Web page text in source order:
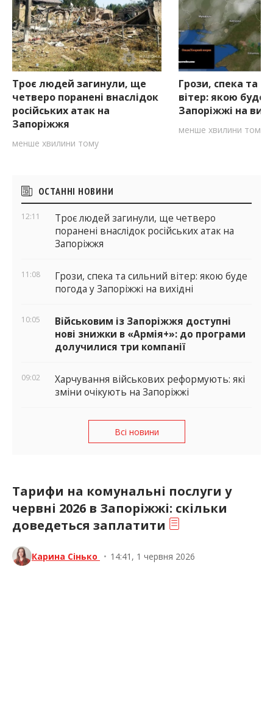
Троє людей загинули, ще
четверо поранені внаслідок
російських атак на
Запоріжжя
менше хвилини тому
Грози, спека та
вітер: якою буде
Запоріжжі на
менше хвилини тому
Бічні
віджети
ОСТАННІ НОВИНИ
12:11
Троє людей загинули, ще четверо
поранені внаслідок російських атак на
Запоріжжя
11:08
Грози, спека та сильний вітер: якою буде
погода у Запоріжжі на вихідні
10:05
Військовим із Запоріжжя доступні
нові знижки в «Армія+»: до програми
долучилися три компанії
09:02
Харчування військових реформують: які
зміни очікують на Запоріжжі
Всі новини
Тарифи на комунальні послуги у
червні 2026 в Запоріжжі: скільки
доведеться заплатити
Карина Сінько • 14:41, 1 червня 2026